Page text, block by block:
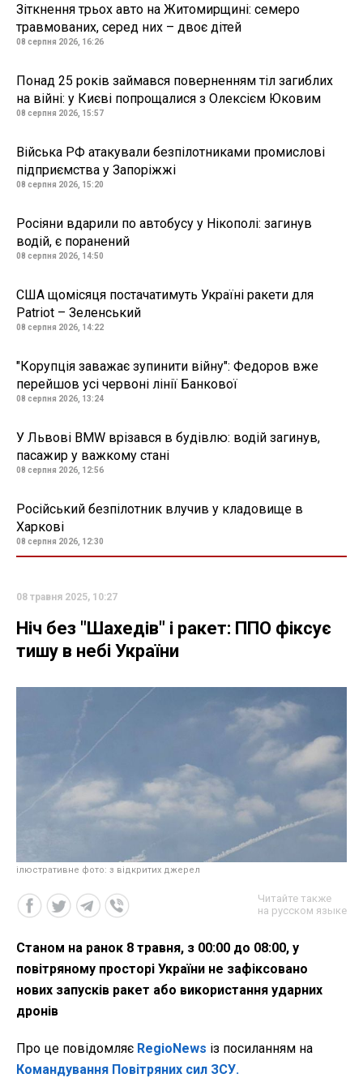
Зіткнення трьох авто на Житомирщині: семеро
травмованих, серед них – двоє дітей
08 серпня 2026, 16:26
Понад 25 років займався поверненням тіл загиблих
на війні: у Києві попрощалися з Олексієм Юковим
08 серпня 2026, 15:57
Війська РФ атакували безпілотниками промислові
підприємства у Запоріжжі
08 серпня 2026, 15:20
Росіяни вдарили по автобусу у Нікополі: загинув
водій, є поранений
08 серпня 2026, 14:50
США щомісяця постачатимуть Україні ракети для
Patriot – Зеленський
08 серпня 2026, 14:22
"Корупція заважає зупинити війну": Федоров вже
перейшов усі червоні лінії Банкової
08 серпня 2026, 13:24
У Львові BMW врізався в будівлю: водій загинув,
пасажир у важкому стані
08 серпня 2026, 12:56
Російський безпілотник влучив у кладовище в
Харкові
08 серпня 2026, 12:30
08 травня 2025, 10:27
Ніч без "Шахедів" і ракет: ППО фіксує
тишу в небі України
ілюстративне фото: з відкритих джерел
Читайте также
на русском языке
Станом на ранок 8 травня, з 00:00 до 08:00, у
повітряному просторі України не зафіксовано
нових запусків ракет або використання ударних
дронів
Про це повідомляє RegioNews із посиланням на
Командування Повітряних сил ЗСУ.